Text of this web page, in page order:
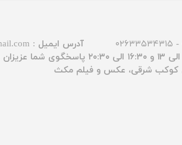
آدرس ایمیل :